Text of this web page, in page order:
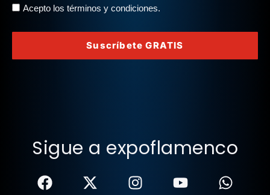
Acepto los términos y condiciones.
Suscríbete GRATIS
Sigue a expoflamenco